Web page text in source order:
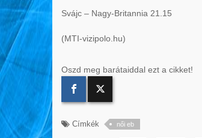
Svájc – Nagy-Britannia 21.15
(MTI-vizipolo.hu)
Oszd meg barátaiddal ezt a cikket!
Címkék női eb